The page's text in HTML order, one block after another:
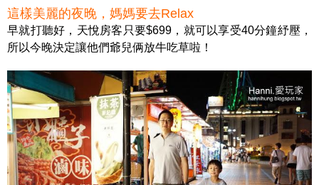
這樣美麗的夜晚，媽媽要去Relax
早就打聽好，天悅房客只要$699，就可以享受40分鐘紓壓，
所以今晚決定讓他們爺兒俩放牛吃草啦！